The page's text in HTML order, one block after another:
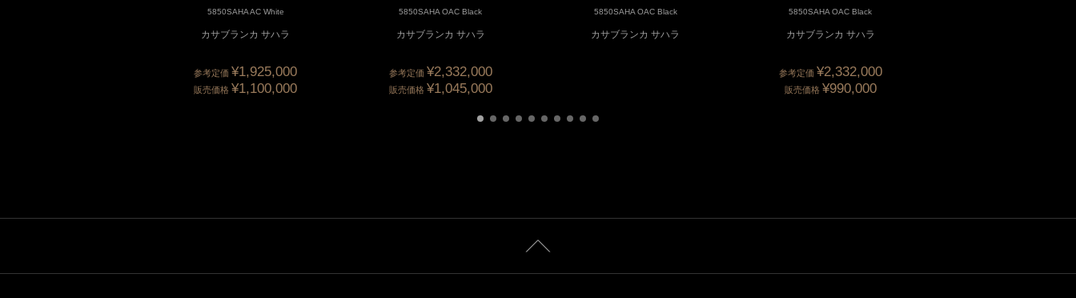
5850SAHA AC White
カサブランカ サハラ
参考定価¥1,925,000
販売価格¥1,100,000
5850SAHA OAC Black
カサブランカ サハラ
参考定価 ¥2,332,000
販売価格 ¥1,045,000
5850SAHA OAC Black
カサブランカ サハラ
5850SAHA OAC Black
カサブランカ サハラ
参考定価 ¥2,332,000
販売価格 ¥990,000